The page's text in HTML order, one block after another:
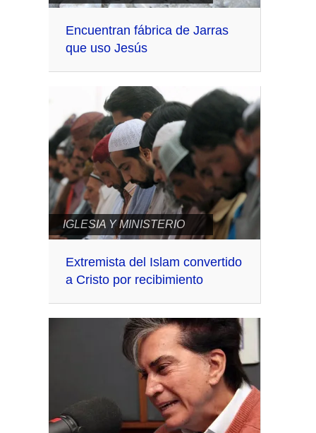
Encuentran fábrica de Jarras
que uso Jesús
IGLESIA Y MINISTERIO
Extremista del Islam convertido
a Cristo por recibimiento